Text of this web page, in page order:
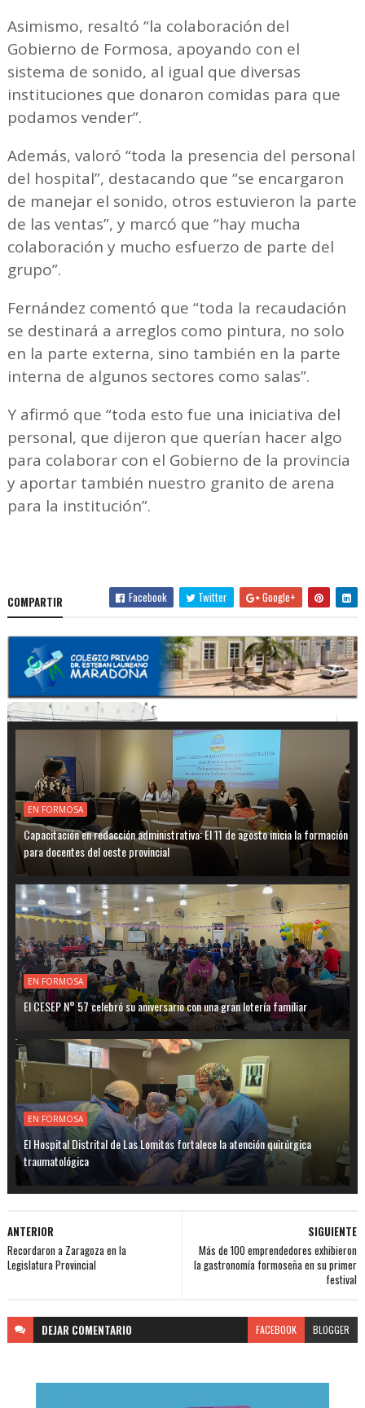
Asimismo, resaltó “la colaboración del
Gobierno de Formosa, apoyando con el
sistema de sonido, al igual que diversas
instituciones que donaron comidas para que
podamos vender”.
Además, valoró “toda la presencia del personal
del hospital”, destacando que “se encargaron
de manejar el sonido, otros estuvieron la parte
de las ventas”, y marcó que “hay mucha
colaboración y mucho esfuerzo de parte del
grupo”.
Fernández comentó que “toda la recaudación
se destinará a arreglos como pintura, no solo
en la parte externa, sino también en la parte
interna de algunos sectores como salas”.
Y afirmó que “toda esto fue una iniciativa del
personal, que dijeron que querían hacer algo
para colaborar con el Gobierno de la provincia
y aportar también nuestro granito de arena
para la institución”.
COMPARTIR Facebook Twitter Google+
EN FORMOSA
Capacitación en redacción administrativa: El 11 de agosto inicia la formación
para docentes del oeste provincial
EN FORMOSA
El CESEP N° 57 celebró su aniversario con una gran lotería familiar
EN FORMOSA
El Hospital Distrital de Las Lomitas fortalece la atención quirúrgica
traumatológica
SIGUIENTE
Más de 100 emprendedores exhibieron
la gastronomía formoseña en su primer
festival
ANTERIOR
Recordaron a Zaragoza en la
Legislatura Provincial
DEJAR COMENTARIO FACEBOOK BLOGGER